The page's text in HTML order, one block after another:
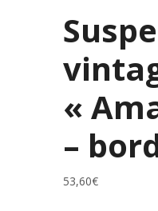
«
–
53,60€